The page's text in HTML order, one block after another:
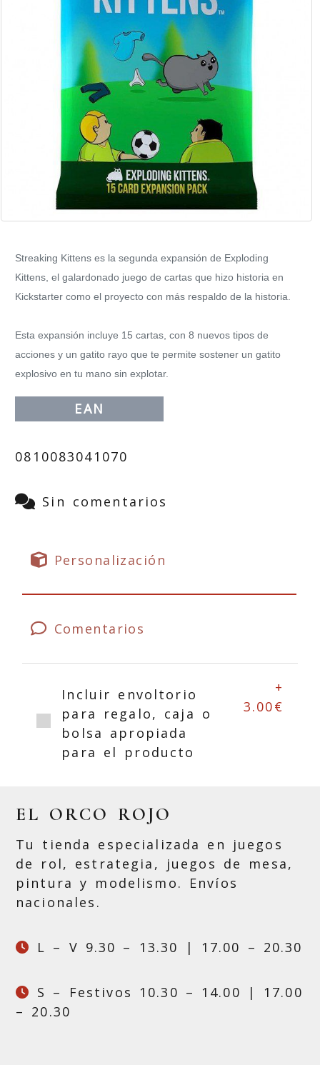
Streaking Kittens es la segunda expansión de Exploding
Kittens, el galardonado juego de cartas que hizo historia en
Kickstarter como el proyecto con más respaldo de la historia.
Esta expansión incluye 15 cartas, con 8 nuevos tipos de
acciones y un gatito rayo que te permite sostener un gatito
explosivo en tu mano sin explotar.
EAN
0810083041070
Sin comentarios
Personalización
Comentarios
Incluir envoltorio
para regalo, caja o
bolsa apropiada
para el producto
+
3.00€
EL ORCO ROJO
Tu tienda especializada en juegos
de rol, estrategia, juegos de mesa,
pintura y modelismo. Envíos
nacionales.
L – V 9.30 – 13.30 | 17.00 – 20.30
S – Festivos 10.30 – 14.00 | 17.00
– 20.30